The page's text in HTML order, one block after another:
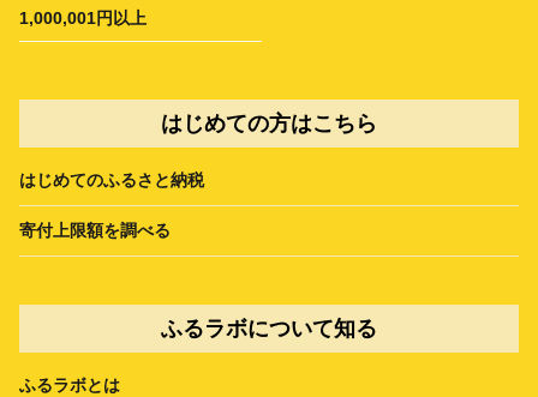
1,000,001円以上
はじめての方はこちら
はじめてのふるさと納税
寄付上限額を調べる
ふるラボについて知る
ふるラボとは